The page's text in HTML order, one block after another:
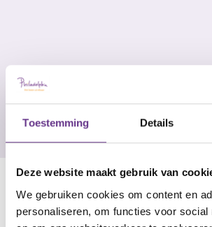
Toestemming Details
Deze website maakt gebruik van
We gebruiken cookies om content en
personaliseren, om functies voor social
"We kijken
naar jouw